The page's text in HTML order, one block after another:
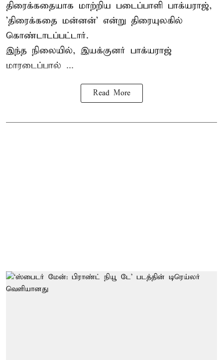
திரைக்கதையாக மாற்றிய படைப்பாளி பாக்யராஜ்,
'திரைக்கதை மன்னன்' என்று திரையுலகில்
கொண்டாடப்பட்டார்.
இந்த நிலையில், இயக்குனர் பாக்யராஜ்
மாரடைப்பால் ...
Read More